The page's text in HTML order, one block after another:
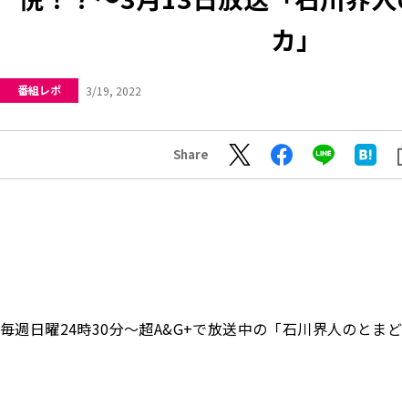
カ」
番組レポ 3/19, 2022
Share
毎週日曜24時30分～超A&G+で放送中の「石川界人のとまど